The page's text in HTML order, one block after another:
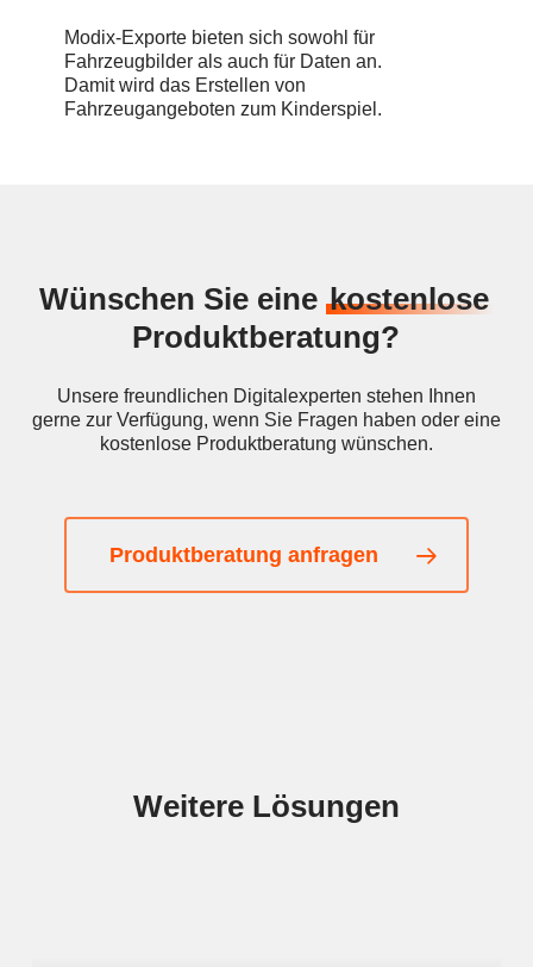
Modix-Exporte bieten sich sowohl für
Fahrzeugbilder als auch für Daten an.
Damit wird das Erstellen von
Fahrzeugangeboten zum Kinderspiel.
Wünschen Sie einekostenlose
Produktberatung?
Unsere freundlichen Digitalexperten stehen Ihnen
gerne zur Verfügung, wenn Sie Fragen haben oder eine
kostenlose Produktberatung wünschen.
Produktberatung anfragen
Weitere Lösungen